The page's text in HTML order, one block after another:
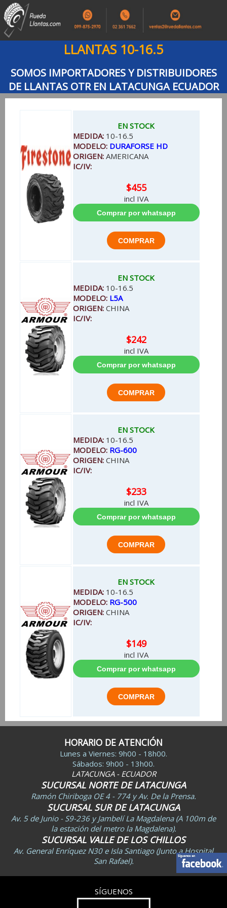
LLANTAS 10-16.5
SOMOS IMPORTADORES Y DISTRIBUIDORES
DE LLANTAS OTR EN LATACUNGA ECUADOR
EN STOCK
MEDIDA: 10-16.5
MODELO: DURAFORSE HD
ORIGEN: AMERICANA
IC/IV:
$455
incl IVA
EN STOCK
MEDIDA: 10-16.5
MODELO: L5A
ORIGEN: CHINA
IC/IV:
$242
incl IVA
EN STOCK
MEDIDA: 10-16.5
MODELO: RG-600
ORIGEN: CHINA
IC/IV:
$233
incl IVA
EN STOCK
MEDIDA: 10-16.5
MODELO: RG-500
ORIGEN: CHINA
IC/IV:
$149
incl IVA
HORARIO DE ATENCIÓN
Lunes a Viernes: 9h00 - 18h00.
Sábados: 9h00 - 13h00.
LATACUNGA - ECUADOR
SUCURSAL NORTE DE LATACUNGA
Ramón Chiriboga OE 4 - 774 y Av. De la Prensa.
SUCURSAL SUR DE LATACUNGA
Av. 5 de Junio - S9-236 y Jambelí La Magdalena (A 100m de
la estación del metro la Magdalena).
SUCURSAL VALLE DE LOS CHILLOS
Av. General Enríquez N30 e Isla Santiago (Junto a Hospital
San Rafael).
SÍGUENOS